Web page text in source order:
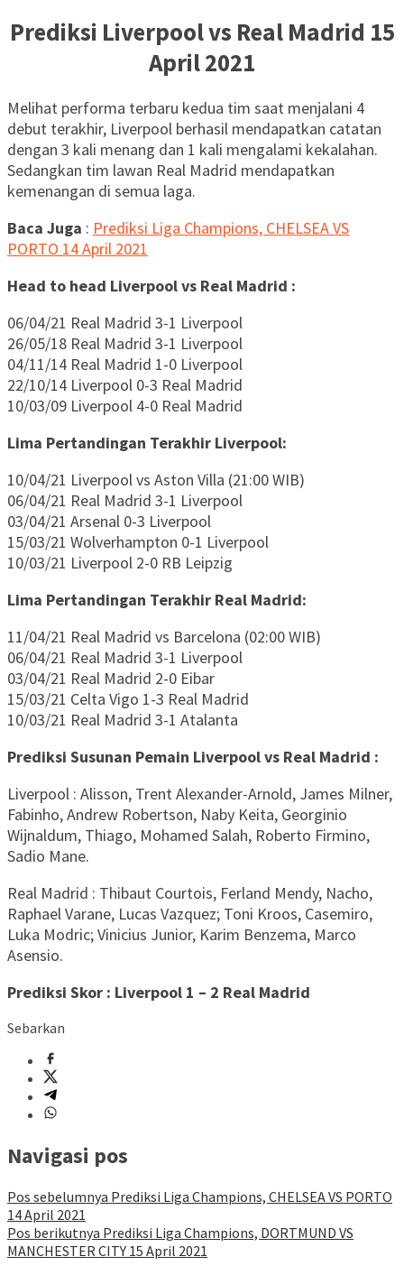
Prediksi Liverpool vs Real Madrid 15
April 2021
Melihat performa terbaru kedua tim saat menjalani 4
debut terakhir, Liverpool berhasil mendapatkan catatan
dengan 3 kali menang dan 1 kali mengalami kekalahan.
Sedangkan tim lawan Real Madrid mendapatkan
kemenangan di semua laga.
Baca Juga : Prediksi Liga Champions, CHELSEA VS
PORTO 14 April 2021
Head to head Liverpool vs Real Madrid :
06/04/21 Real Madrid 3-1 Liverpool
26/05/18 Real Madrid 3-1 Liverpool
04/11/14 Real Madrid 1-0 Liverpool
22/10/14 Liverpool 0-3 Real Madrid
10/03/09 Liverpool 4-0 Real Madrid
Lima Pertandingan Terakhir Liverpool:
10/04/21 Liverpool vs Aston Villa (21:00 WIB)
06/04/21 Real Madrid 3-1 Liverpool
03/04/21 Arsenal 0-3 Liverpool
15/03/21 Wolverhampton 0-1 Liverpool
10/03/21 Liverpool 2-0 RB Leipzig
Lima Pertandingan Terakhir Real Madrid:
11/04/21 Real Madrid vs Barcelona (02:00 WIB)
06/04/21 Real Madrid 3-1 Liverpool
03/04/21 Real Madrid 2-0 Eibar
15/03/21 Celta Vigo 1-3 Real Madrid
10/03/21 Real Madrid 3-1 Atalanta
Prediksi Susunan Pemain Liverpool vs Real Madrid :
Liverpool : Alisson, Trent Alexander-Arnold, James Milner,
Fabinho, Andrew Robertson, Naby Keita, Georginio
Wijnaldum, Thiago, Mohamed Salah, Roberto Firmino,
Sadio Mane.
Real Madrid : Thibaut Courtois, Ferland Mendy, Nacho,
Raphael Varane, Lucas Vazquez; Toni Kroos, Casemiro,
Luka Modric; Vinicius Junior, Karim Benzema, Marco
Asensio.
Prediksi Skor : Liverpool 1 – 2 Real Madrid
Sebarkan
Navigasi pos
Pos sebelumnya Prediksi Liga Champions, CHELSEA VS PORTO
14 April 2021
Pos berikutnya Prediksi Liga Champions, DORTMUND VS
MANCHESTER CITY 15 April 2021